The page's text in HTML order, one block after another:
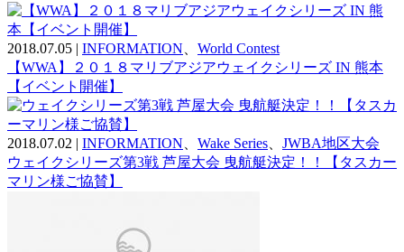
2018.07.05 | INFORMATION
World Contest
【WWA】２０１８マリブアジアウェイクシリーズ IN 熊本
【イベント開催】
2018.07.02 | INFORMATION Wake Series
JWBA地区大会
ウェイクシリーズ第3戦 芦屋大会 曳航艇決定！！【タスカー
マリン様ご協賛】